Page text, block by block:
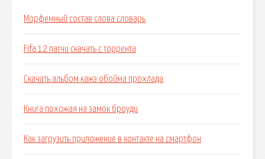
Морфемный состав слова словарь
Fifa 12 патчи скачать с торрента
Скачать альбом кажэ обойма прохлада
Книга похожая на замок броуди
Как загрузить приложение в контакте на смартфон